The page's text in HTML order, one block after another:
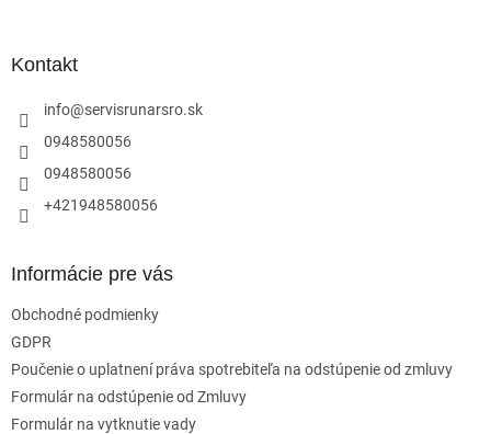
Kontakt
info@servisrunarsro.sk
0948580056
0948580056
+421948580056
Informácie pre vás
Obchodné podmienky
GDPR
Poučenie o uplatnení práva spotrebiteľa na odstúpenie od zmluvy
Formulár na odstúpenie od Zmluvy
Formulár na vytknutie vady